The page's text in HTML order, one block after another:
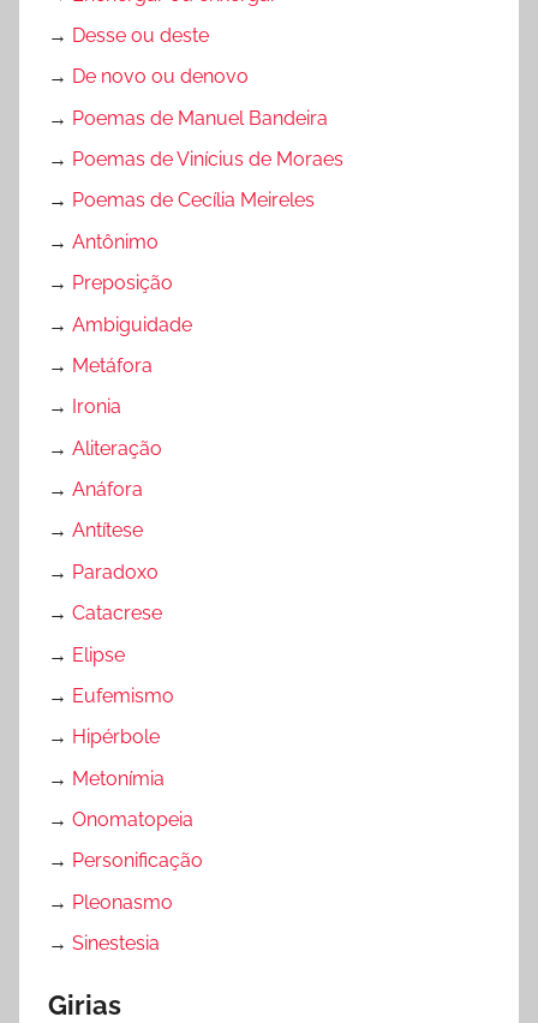
→ Desse ou deste
→ De novo ou denovo
→ Poemas de Manuel Bandeira
→ Poemas de Vinícius de Moraes
→ Poemas de Cecília Meireles
→ Antônimo
→ Preposição
→ Ambiguidade
→ Metáfora
→
Ironia
→ Aliteração
→ Anáfora
→ Antítese
→ Paradoxo
→ Catacrese
→ Elipse
→ Eufemismo
→ Hipérbole
→ Metonímia
→ Onomatopeia
→ Personificação
→ Pleonasmo
→ Sinestesia
Girias